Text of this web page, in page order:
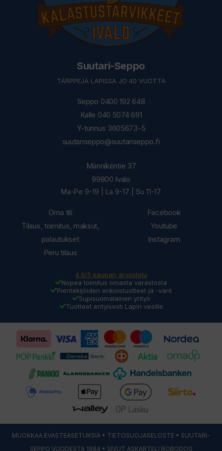
Suutari-Seppo
TÄRPPEJÄ LAPISSA JO 40 VUOTTA
Seppo 0400 192 648
Kalle 040 5074 691
Y-tunnus 3605673-5
suutariseppo@suutariseppo.fi
Oma tili
Tilaus, toimitus, maksut,
palautukset
Peru tilaus
Männiköntie 37
99800 Ivalo
Ma-Pe 9-19 | La 9-17 | Su 11-17
Facebook
Youtube
Instagram
4.9/5 kaupan arvostelu
Nopea toimitus omasta varastosta
Pientekijöiden erikoistuotteet ja -värit
Supisuomalainen yritys
Tuotteet erityisesti Lapin vesille
MUOKKAA EVÄSTEASETUKSIA • TIETOSUOJASELOSTE • SUUTARI-
SEPPO VUODESTA 1984 • SIVUT ASKARTELI ROBODOG